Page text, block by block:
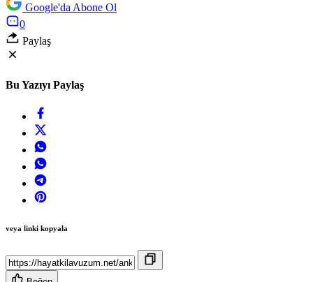
Google'da Abone Ol
0
Paylaş
Bu Yazıyı Paylaş
veya linki kopyala